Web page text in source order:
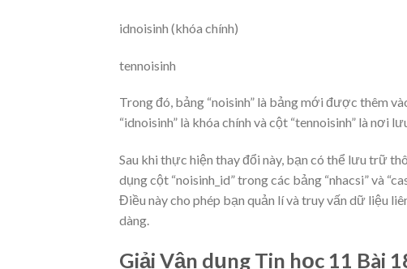
idnoisinh (khóa chính)
tennoisinh
Trong đó, bảng “noisinh” là bảng mới được thêm
“idnoisinh” là khóa chính và cột “tennoisinh” là nơi
Sau khi thực hiện thay đổi này, bạn có thể lưu trữ
dụng cột “noisinh_id” trong các bảng “nhacsi” và
Điều này cho phép bạn quản lí và truy vấn dữ liệu
dàng.
Giải Vận dụng Tin học 11 Bài